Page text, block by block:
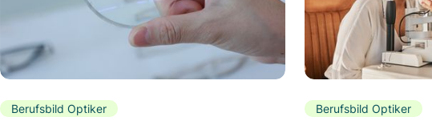
Berufsbild Optiker Berufsbild Optiker